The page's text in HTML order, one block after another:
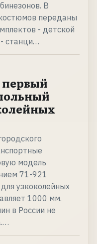
В
переданы
- детской
станци…
первый
модель
71-921
узкоколейных
1000 мм.
в России не